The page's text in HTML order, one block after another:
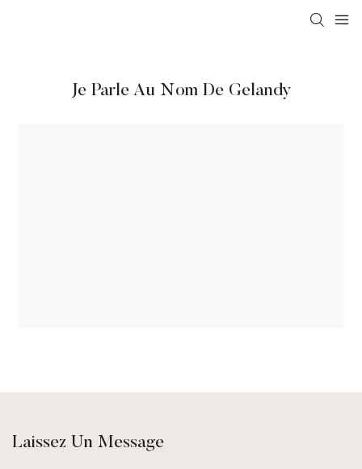
Je Parle Au Nom De Gelandy
Laissez Un Message